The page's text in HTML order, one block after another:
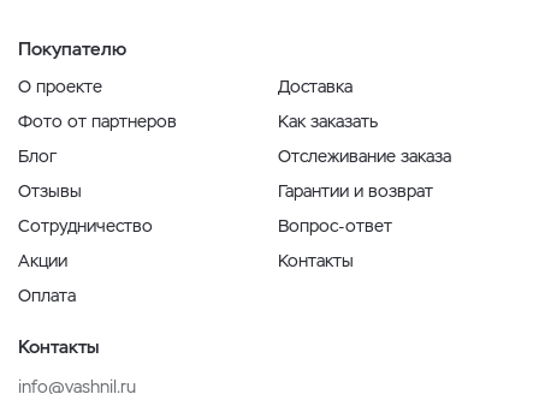
Покупателю
О проекте
Фото от партнеров
Блог
Отзывы
Сотрудничество
Акции
Оплата
Доставка
Как заказать
Отслеживание заказа
Гарантии и возврат
Вопрос-ответ
Контакты
Контакты
info@vashnil.ru